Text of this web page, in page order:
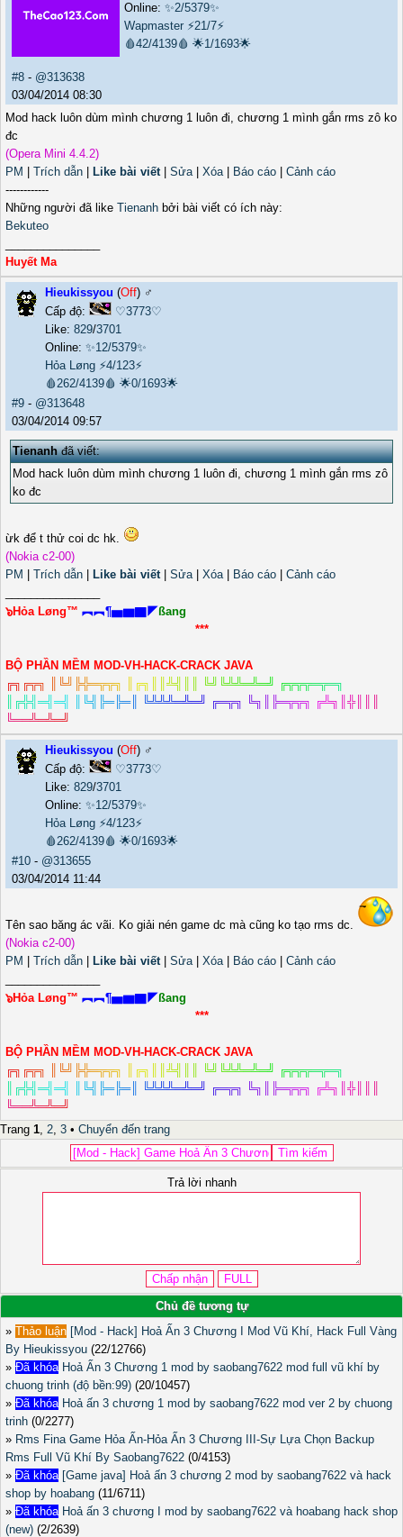
Online: ✨2/5379✨
Wapmaster ⚡21/7⚡
🩸42/4139🩸 🌟1/1693🌟
#8 - @313638
03/04/2014 08:30
Mod hack luôn dùm mình chương 1 luôn đi, chương 1 mình gắn rms zô ko
đc
(Opera Mini 4.4.2)
PM
Trích dẫn Like bài viết| Sửa| Xóa| Báo cáo
Cảnh cáo
------------
Những người đã like Tienanh bởi bài viết có ích này:
Bekuteo
Huyết Ma
Hieukissyou (Off) ♂️
Cấp độ:
♡3773♡
Like: 829/3701
Online: ✨12/5379✨
Hỏa Løng ⚡4/123⚡
🩸262/4139🩸 🌟0/1693🌟
#9 - @313648
03/04/2014 09:57
Tienanhđã viết:
Mod hack luôn dùm mình chương 1 luôn đi, chương 1 mình gắn rms zô
ko đc
ừk để t thử coi dc hk.
(Nokia c2-00)
PM
Trích dẫn Like bài viết| Sửa| Xóa| Báo cáo
Cảnh cáo
๖Hỏa Løng™ ︻︻¶▅▆▇◤ßang
***
BỘ PHẦN MỀM MOD-VH-HACK-CRACK JAVA
╔╗ ╔╦╗ ╚╝ ╠╬═╦╦╗ ╔╗ ╩╣ ╚╝ ╚╩╩═╩═╝ ╔╦╦╦═╦═╗
╔╬╣ ═╣ ═╣ ╚╣ ╠═╠═║ ╚╩╩╩═╩═╝ ╔═╦╗ ╚╗ ╠═╦╦╗ ╔╩╗ ╬║
╚══╩═╩═╝
Hieukissyou (Off) ♂️
Cấp độ:
♡3773♡
Like: 829/3701
Online: ✨12/5379✨
Hỏa Løng ⚡4/123⚡
🩸262/4139🩸 🌟0/1693🌟
#10 - @313655
03/04/2014 11:44
Tên sao băng ác vãi. Ko giải nén game dc mà cũng ko tạo rms dc.
(Nokia c2-00)
PM
Trích dẫn Like bài viết| Sửa| Xóa| Báo cáo
Cảnh cáo
๖Hỏa Løng™ ︻︻¶▅▆▇◤ßang
***
BỘ PHẦN MỀM MOD-VH-HACK-CRACK JAVA
╔╗ ╔╦╗ ╚╝ ╠╬═╦╦╗ ╔╗ ╩╣ ╚╝ ╚╩╩═╩═╝ ╔╦╦╦═╦═╗
╔╬╣ ═╣ ═╣ ╚╣ ╠═╠═║ ╚╩╩╩═╩═╝ ╔═╦╗ ╚╗ ╠═╦╦╗ ╔╩╗ ╬║
╚══╩═╩═╝
Trang 1, 2, 3 • Chuyển đến trang
Trả lời nhanh
Chủ đề tương tự
» Thảo luận [Mod - Hack] Hoả Ấn 3 Chương I Mod Vũ Khí, Hack Full Vàng
By Hieukissyou (22/12766)
» Đã khóa Hoả Ấn 3 Chương 1 mod by saobang7622 mod full vũ khí by
chuong trinh (độ bền:99) (20/10457)
» Đã khóa Hoả ấn 3 chương 1 mod by saobang7622 mod ver 2 by chuong
trinh (0/2277)
» Rms Fina Game Hỏa Ấn-Hỏa Ấn 3 Chương III-Sự Lựa Chọn Backup
Rms Full Vũ Khí By Saobang7622 (0/4153)
» Đã khóa [Game java] Hoả ấn 3 chương 2 mod by saobang7622 và hack
shop by hoabang (11/6711)
» Đã khóa Hoả ấn 3 chương I mod by saobang7622 và hoabang hack shop
(new) (2/2639)